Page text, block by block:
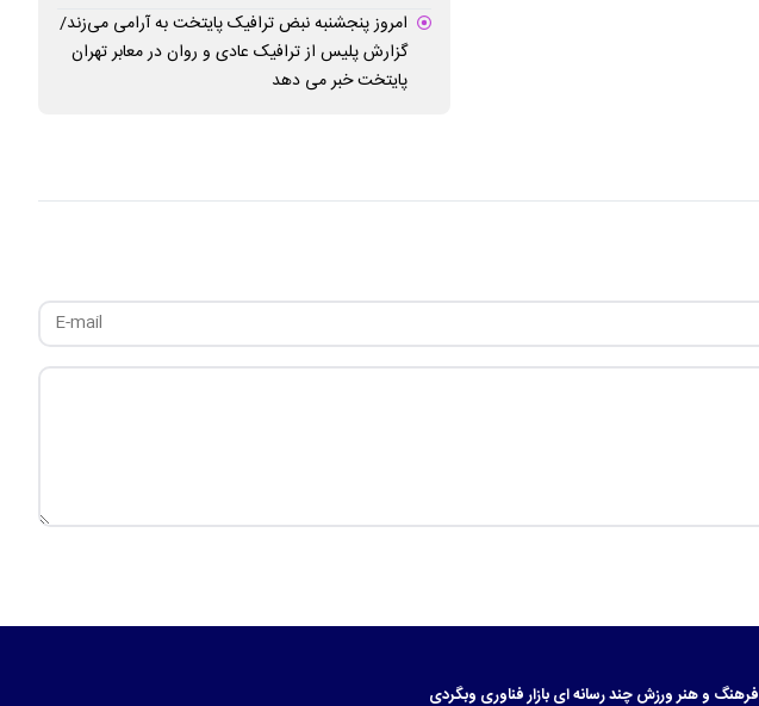
امروز پنجشنبه نبض ترافیک پایتخت به آرامی می‌زند/
گزارش پلیس از ترافیک عادی و روان در معابر تهران
پایتخت خبر می دهد
فرهنگ و هنرورزشچند رسانه ایبازارفناوری وبگردی